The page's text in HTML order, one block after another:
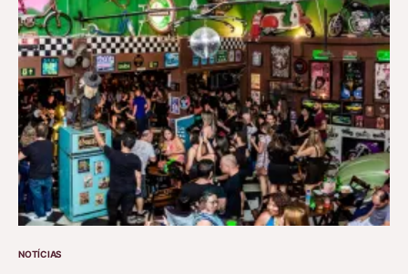
NOTÍCIAS